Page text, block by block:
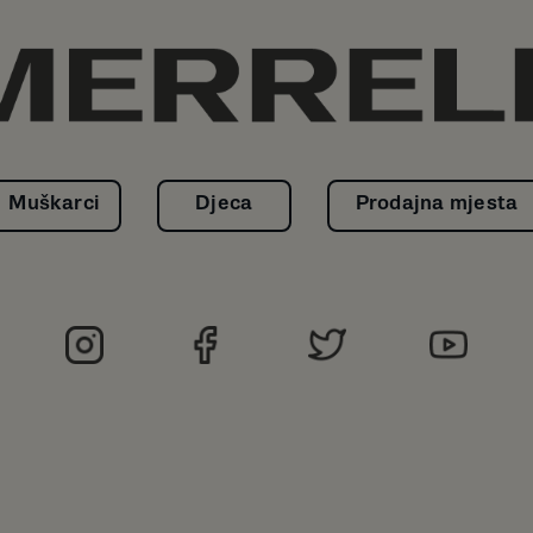
Muškarci Djeca Prodajna mjesta